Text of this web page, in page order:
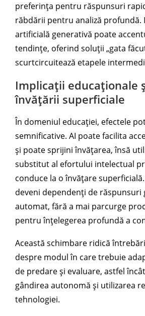
preferința pentru răspunsuri
răbdării pentru analiză profundă.
artificială generativă poate
tendințe, oferind soluții „gata
scurtcircuitează etapele
Implicații educaționale
învățării superficiale
În domeniul educației, efectele
semnificative. AI poate facilita
și poate sprijini învățarea, însă
substitut al efortului intelectual
conduce la o învățare
deveni dependenți de răspunsuri
automat, fără a mai parcurge
pentru înțelegerea profundă a
Această schimbare ridică
despre modul în care trebuie
de predare și evaluare, astfel
gândirea autonomă și utilizarea
tehnologiei.